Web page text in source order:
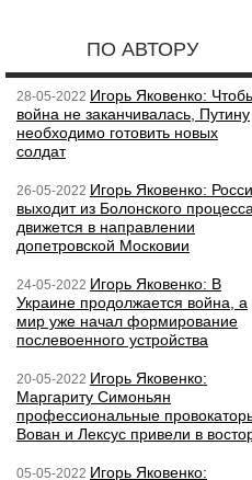
ПО АВТОРУ
28-05-2022 Игорь Яковенко:
война не заканчивалась, Путину
необходимо готовить новых
солдат
26-05-2022 Игорь Яковенко:
выходит из Болонского
движется в направлении
допетровской Московии
24-05-2022 Игорь Яковенко: В
Украине продолжается война, а
мир уже начал формирование
послевоенного устройства
20-05-2022 Игорь Яковенко:
Маргариту Симоньян
профессиональные
Вован и Лексус привели в
05-05-2022 Игорь Яковенко: